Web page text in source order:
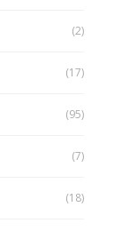
(2)
(17)
(95)
(7)
(18)